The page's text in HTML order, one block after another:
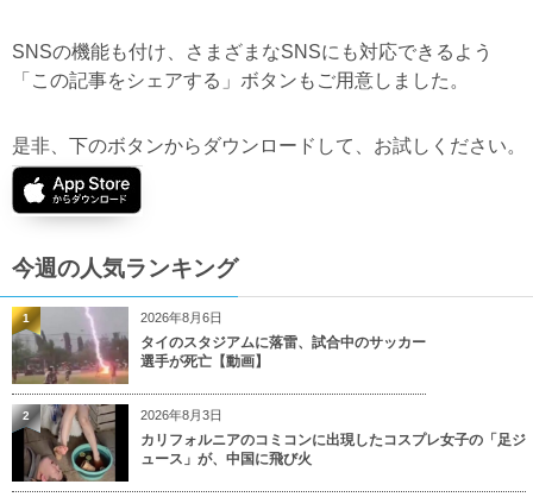
SNSの機能も付け、さまざまなSNSにも対応できるよう
「この記事をシェアする」ボタンもご用意しました。
是非、下のボタンからダウンロードして、お試しください。
今週の人気ランキング
2026年8月6日
タイのスタジアムに落雷、試合中のサッカー
選手が死亡【動画】
1
2026年8月3日
カリフォルニアのコミコンに出現したコスプレ女子の「足ジ
ュース」が、中国に飛び火
2